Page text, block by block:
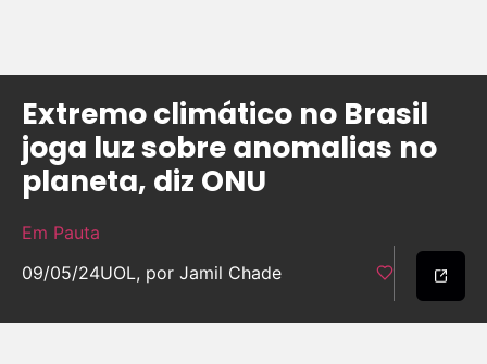
Extremo climático no Brasil
joga luz sobre anomalias no
planeta, diz ONU
Em Pauta
09/05/24UOL, por Jamil Chade